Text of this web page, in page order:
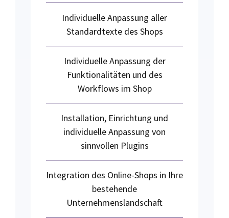
Individuelle Anpassung aller
Standardtexte des Shops
Individuelle Anpassung der
Funktionalitäten und des
Workflows im Shop
Installation, Einrichtung und
individuelle Anpassung von
sinnvollen Plugins
Integration des Online-Shops in Ihre
bestehende
Unternehmenslandschaft